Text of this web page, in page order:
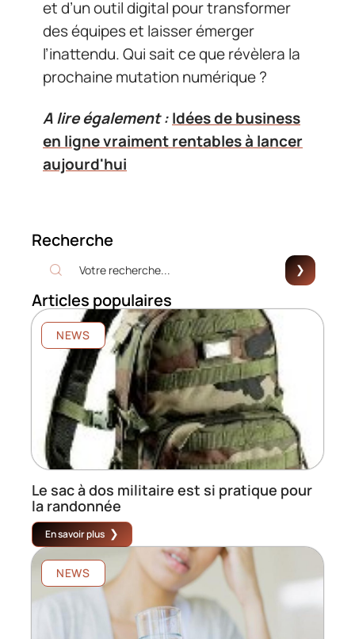
et d’un outil digital pour transformer
des équipes et laisser émerger
l’inattendu. Qui sait ce que révèlera la
prochaine mutation numérique ?
A lire également :Idées de business
en ligne vraiment rentables à lancer
aujourd'hui
Recherche
Articles populaires
NEWS
Le sac à dos militaire est si pratique pour
la randonnée
En savoir plus
NEWS